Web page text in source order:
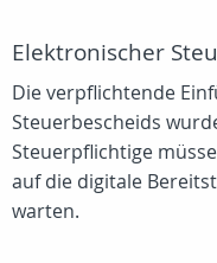
Elektronischer
Die verpflichtende
Steuerbescheids
Steuerpflichtige
auf die digitale
warten.